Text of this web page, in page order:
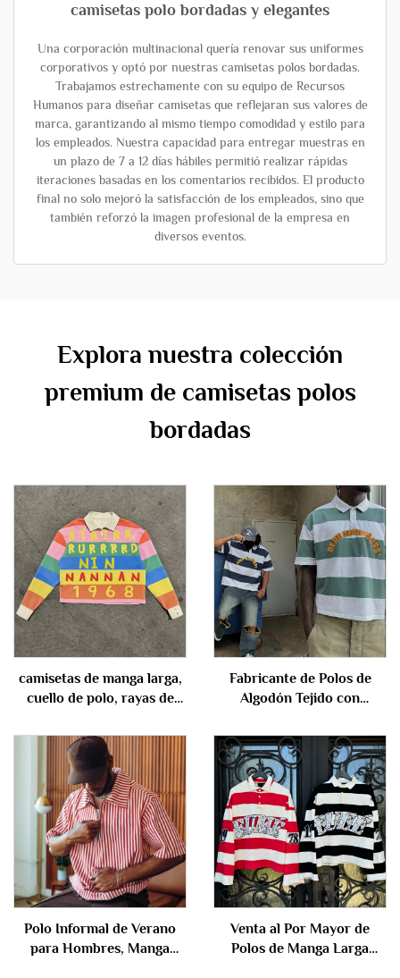
camisetas polo bordadas y elegantes
Una corporación multinacional quería renovar sus uniformes
corporativos y optó por nuestras camisetas polos bordadas.
Trabajamos estrechamente con su equipo de Recursos
Humanos para diseñar camisetas que reflejaran sus valores de
marca, garantizando al mismo tiempo comodidad y estilo para
los empleados. Nuestra capacidad para entregar muestras en
un plazo de 7 a 12 días hábiles permitió realizar rápidas
iteraciones basadas en los comentarios recibidos. El producto
final no solo mejoró la satisfacción de los empleados, sino que
también reforzó la imagen profesional de la empresa en
diversos eventos.
Explora nuestra colección
premium de camisetas polos
bordadas
camisetas de manga larga,
cuello de polo, rayas de
cortas, con impresión
digital personalizada, 2025,
para hombre
Fabricante de Polos de
Algodón Tejido con
Corta, con Logotipo
Bordado Personalizado
para Hombres
Polo Informal de Verano
para Hombres, Manga
Venta al Por Mayor de
Polos de Manga Larga